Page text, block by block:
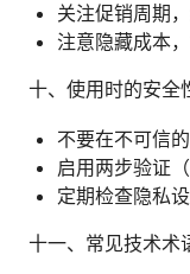
关注促销周期
注意隐藏成本
十、使用时的安全
不要在不可信
启用两步验证
定期检查隐私
十一、常见技术术